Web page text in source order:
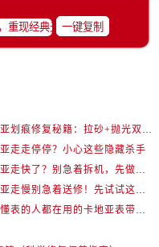
一键复制
卡地亚划痕修复秘籍：拉砂+抛光双工艺还原如新
走走停停？小心这些隐藏杀手
卡地亚走快了？别急着拆机，先做这一步
卡地亚走慢别急着送修！先试试这些方法
真正懂表的人都在用的卡地亚表带调节技巧